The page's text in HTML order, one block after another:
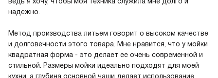
надежно.
Метод производства литьем говорит о высоком качестве
и долговечности этого товара. Мне нравится, что у мойки
квадратная форма - это делает ее очень современной и
стильной. Размеры мойки идеально подходят для моей
кухни, а глубина основной чаши делает использование